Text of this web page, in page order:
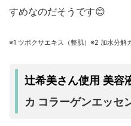
すめなのだそうです😊
※1 ツボクサエキス（整肌）※2 加水分解
辻希美さん使用 美容
カ コラーゲンエッセ